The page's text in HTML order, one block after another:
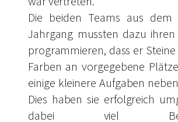
Die beiden Teams aus
Jahrgang mussten dazu
programmieren, dass er
Farben an vorgegebene
einige kleinere Aufgaben
Dies haben sie erfolgreich
dabei viel